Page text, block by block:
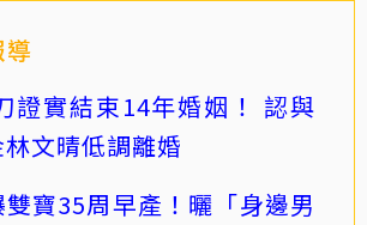
導
證實結束14年婚姻！ 認與
文晴低調離婚
寶35周早產！曬「身邊男